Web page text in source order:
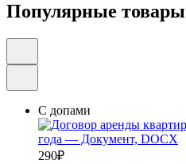
Популярные товары
С допами
290₽